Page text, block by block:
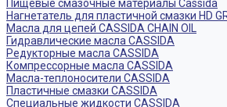
Пищевые смазочные материалы Cassida
Нагнетатель для пластичной смазки HD
Масла для цепей CASSIDA CHAIN OIL
Гидравлические масла CASSIDA
Редукторные масла CASSIDA
Компрессорные масла CASSIDA
Масла-теплоносители CASSIDA
Пластичные смазки CASSIDA
Специальные жидкости CASSIDA